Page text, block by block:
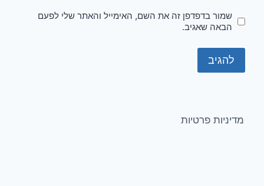
שמור בדפדפן זה את השם, האימייל והאתר שלי לפעם
הבאה שאגיב.
מדיניות פרטיות